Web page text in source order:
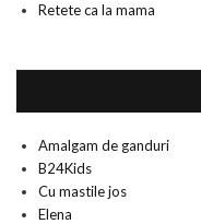
Retete ca la mama
Amalgam de ganduri
B24Kids
Cu mastile jos
Elena